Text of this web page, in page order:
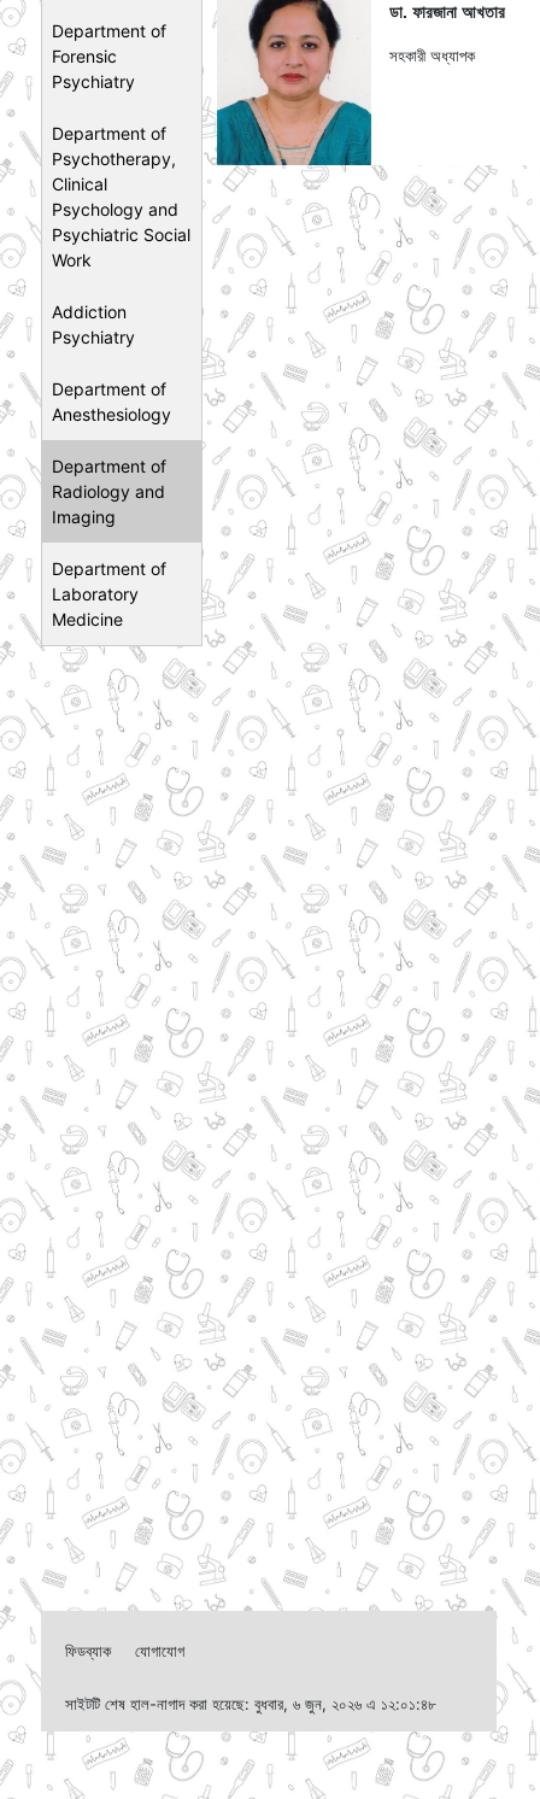
Department of
Forensic
Psychiatry
Department of
Psychotherapy,
Clinical
Psychology and
Psychiatric Social
Work
Addiction
Psychiatry
Department of
Anesthesiology
Department of
Radiology and
Imaging
Department of
Laboratory
Medicine
ডা. ফারজানা আখতার
সহকারী অধ্যাপক
ফিডব্যাক যোগাযোগ
সাইটটি শেষ হাল-নাগাদ করা হয়েছে: বুধবার, ৬ জুন, ২০২৬ এ ১২:০১:৪৮